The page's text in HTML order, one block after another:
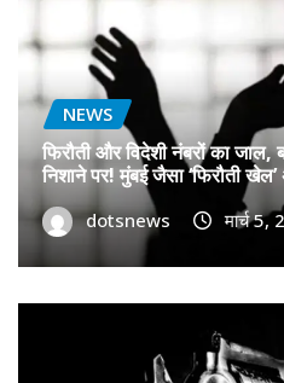
NEWS
फिरौती और विदेशी नंबरों का
निशाने पर! मुंबई जैसा ‘फिरौती
dotsnews मार्च 5,